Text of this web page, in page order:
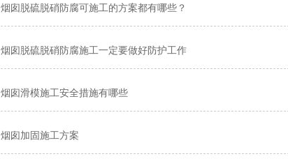
烟囱脱硫脱硝防腐可施工的方案都有哪些？
烟囱脱硫脱硝防腐施工一定要做好防护工作
烟囱滑模施工安全措施有哪些
烟囱加固施工方案